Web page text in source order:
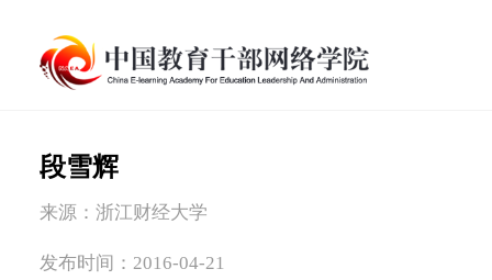
段雪辉
来源：浙江财经大学
发布时间：2016-04-21